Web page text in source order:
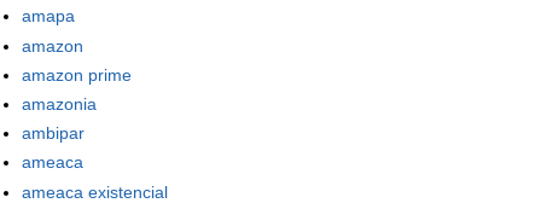
amapa
amazon
amazon prime
amazonia
ambipar
ameaca
ameaca existencial